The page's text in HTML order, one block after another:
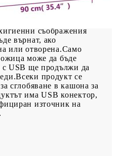
кожата топ матрак:
има издръжлива, както и
съображения
върнат, ако
или отворена.Само
може да бъде
с USB ще продължи да
продукт се
сглобяване в кашона за
има USB конектор,
източник на